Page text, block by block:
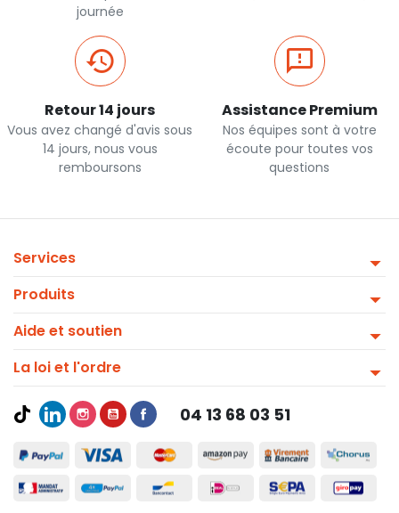
journée
Retour 14 jours
Vous avez changé d'avis sous
14 jours, nous vous
remboursons
Assistance Premium
Nos équipes sont à votre
écoute pour toutes vos
questions
Services
Produits
Aide et soutien
La loi et l'ordre
04 13 68 03 51